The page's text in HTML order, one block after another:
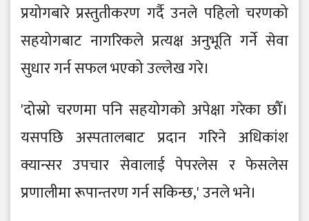
प्रयोगबारे प्रस्तुतीकरण गर्दै उनले पहिलो चरणको
सहयोगबाट नागरिकले प्रत्यक्ष अनुभूति गर्ने सेवा
सुधार गर्न सफल भएको उल्लेख गरे।
'दोस्रो चरणमा पनि सहयोगको अपेक्षा गरेका छौँ।
यसपछि अस्पतालबाट प्रदान गरिने अधिकांश
क्यान्सर उपचार सेवालाई पेपरलेस र फेसलेस
प्रणालीमा रूपान्तरण गर्न सकिन्छ,' उनले भने।